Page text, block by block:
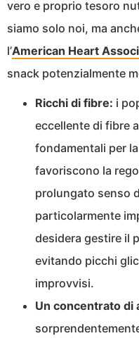
vero e proprio tesoro
siamo solo noi, ma
l’American Heart
snack potenzialmente
Ricchi di fibre: i
eccellente di fibre
fondamentali per
favoriscono la
prolungato senso
particolarmente
desidera gestire il
evitando picchi
improvvisi.
Un concentrato di